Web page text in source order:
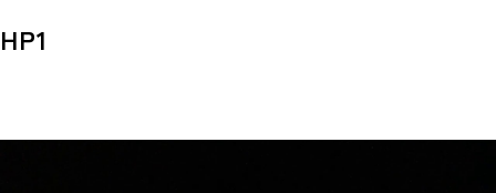
HP1